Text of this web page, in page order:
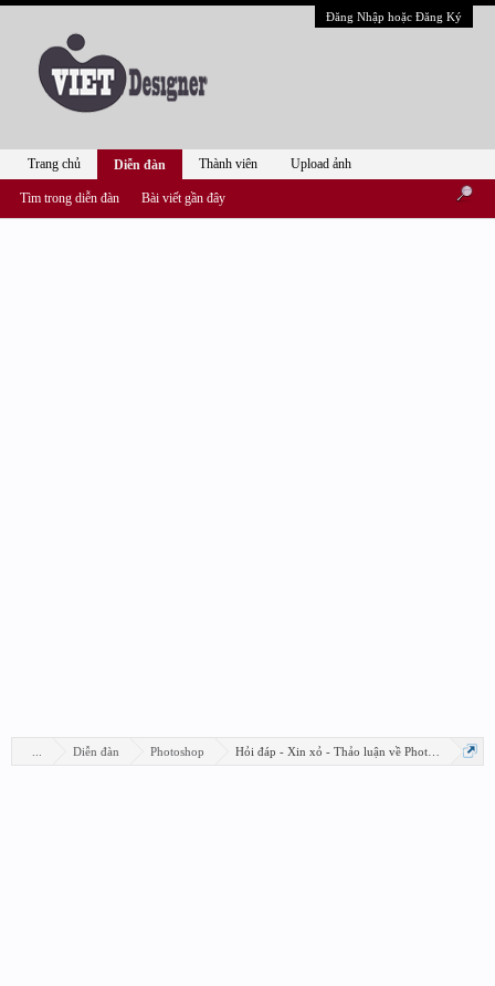
Đăng Nhập hoặc Đăng Ký
Diễn đàn Photoshop Hỏi đáp - Xin xỏ - Thảo luận về Photoshop
Trang chủ Diễn đàn
Tìm trong diễn đàn Bài viết gần đây
Thành viên Upload ảnh